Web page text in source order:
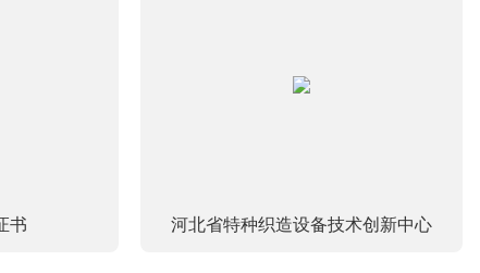
书 河北省特种织造设备技术创新中心